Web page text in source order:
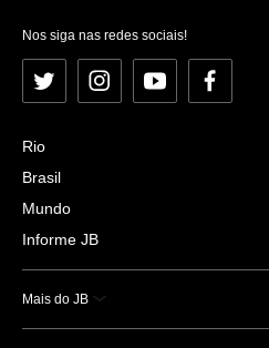
Nos siga nas redes sociais!
Twitter InstagramYouTubeFacebook
Rio
Brasil
Mundo
Informe JB
Mais do JB
Esportes